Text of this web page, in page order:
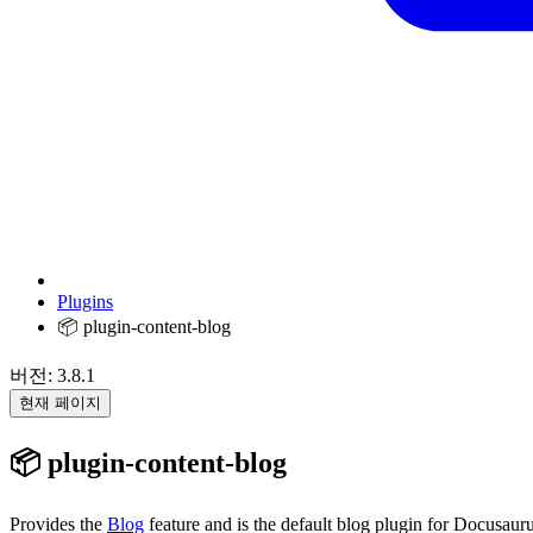
Plugins
📦 plugin-content-blog
버전: 3.8.1
현재 페이지
📦 plugin-content-blog
Provides the Blog feature and is the default blog plugin for